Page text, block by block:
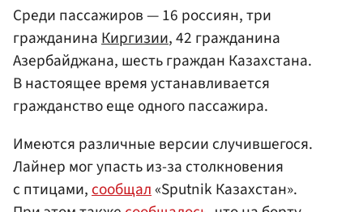
Среди пассажиров — 16 россиян, три
гражданинаКиргизии, 42 гражданина
Азербайджана, шесть граждан Казахстана.
В настоящее время устанавливается
гражданство еще одного пассажира.
Имеются различные версии случившегося.
Лайнер мог упасть из-за столкновения
с птицами,сообщал«Sputnik Казахстан».